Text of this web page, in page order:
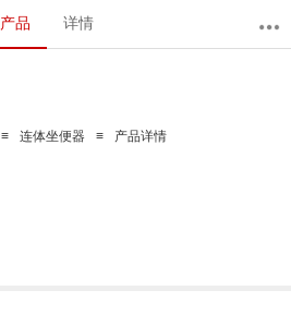
≡ 连体坐便器 ≡ 产品详情
产品 详情